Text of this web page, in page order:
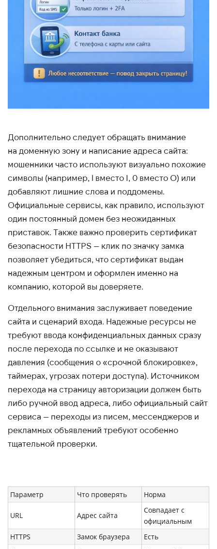
Дополнительно следует обращать внимание
на доменную зону и написание адреса сайта:
мошенники часто используют визуально похожие
символы (например, l вместо I, 0 вместо O) или
добавляют лишние слова и поддомены.
Официальные сервисы, как правило, используют
один постоянный домен без неожиданных
приставок. Также важно проверить сертификат
безопасности HTTPS — клик по значку замка
позволяет убедиться, что сертификат выдан
надежным центром и оформлен именно на
компанию, которой вы доверяете.
Отдельного внимания заслуживает поведение
сайта и сценарий входа. Надежные ресурсы не
требуют ввода конфиденциальных данных сразу
после перехода по ссылке и не оказывают
давления (сообщения о «срочной блокировке»,
таймерах, угрозах потери доступа). Источником
перехода на страницу авторизации должен быть
либо ручной ввод адреса, либо официальный сайт
сервиса — переходы из писем, мессенджеров и
рекламных объявлений требуют особенно
тщательной проверки.
Параметр Что проверять Норма
URL Адрес сайта
Совпадает с
официальным
HTTPS
Замок браузера
Есть